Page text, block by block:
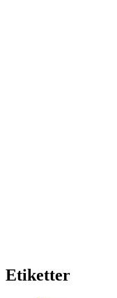
Etiketter